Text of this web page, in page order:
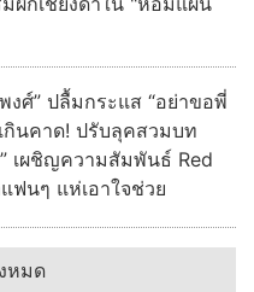
งศ์” ปลื้มกระแส “อย่าขอพี่
เกินคาด! ปรับลุคสวมบท
” เผชิญความสัมพันธ์ Red
ฟนๆ แห่เอาใจช่วย
หมด